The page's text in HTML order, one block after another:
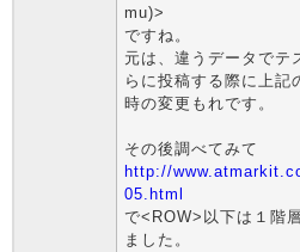
mu)>
ですね。
元は、違うデータでテ
らに投稿する際に上記
時の変更もれです。
その後調べてみて
http://
05.html
で<ROW>以下は１階
ました。